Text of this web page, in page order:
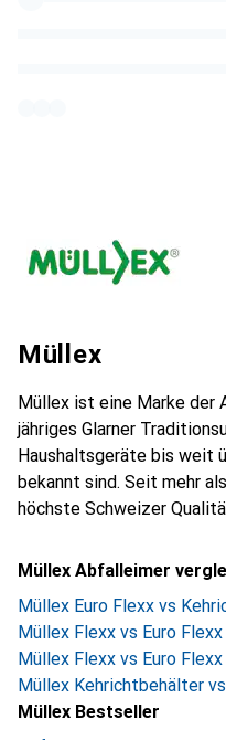
Müllex
Müllex ist eine Marke der
jähriges Glarner
Haushaltsgeräte bis weit
bekannt sind. Seit mehr
höchste Schweizer
Müllex Abfalleimer
Müllex Euro Flexx vs
Müllex Flexx vs Euro Flexx
Müllex Flexx vs Euro
Müllex Kehrichtbehälter
Müllex Bestseller